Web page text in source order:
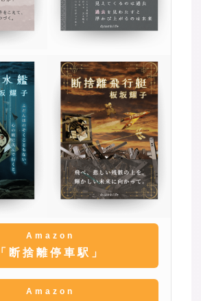
Amazon
「断捨離停車駅」
Amazon